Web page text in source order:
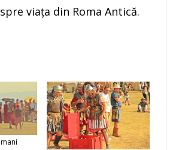
viaţa din Roma Antică.